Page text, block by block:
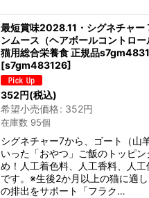
最短賞味2028.11・シグネチャー
ンムース（ヘアボールコントロ
猫用総合栄養食 正規品
[s7gm483126]
352円(税込)
希望小売価格: 352円
在庫数 95個
シグネチャー7から、ゴート（山
いった「おやつ」ご飯のトッピ
め！人工着色料、人工香料、人
です。※生後2か月以上の猫に適
の排出をサポート「フラク…